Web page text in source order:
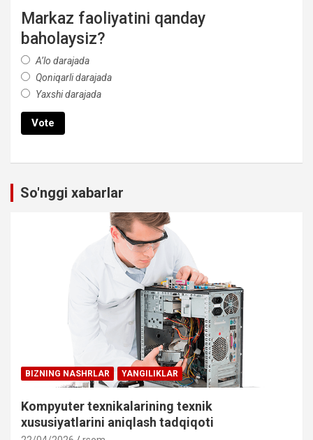
Markaz faoliyatini qanday
baholaysiz?
A’lo darajada
Qoniqarli darajada
Yaxshi darajada
So'nggi xabarlar
BIZNING NASHRLAR YANGILIKLAR
Kompyuter texnikalarining texnik
xususiyatlarini aniqlash tadqiqoti